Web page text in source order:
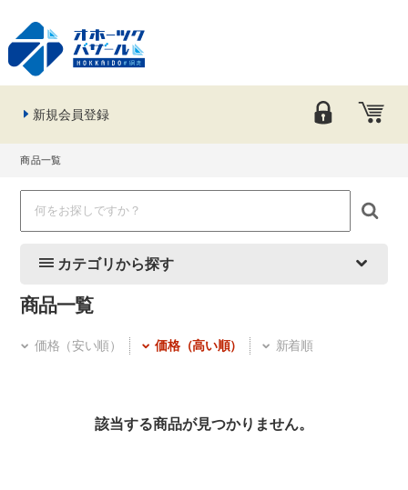
新規会員登録
商品一覧
カテゴリから探す
商品一覧
価格（安い順） 価格（高い順） 新着順
該当する商品が見つかりません。